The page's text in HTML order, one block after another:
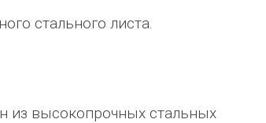
поселения Вепсское
весь отзыв
стального листа.
из высокопрочных стальных